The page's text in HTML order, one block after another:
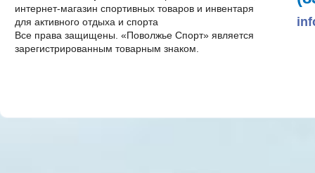
интернет-магазин спортивных товаров и инвентаря
для активного отдыха и спорта
Все права защищены. «Поволжье Спорт» является
зарегистрированным товарным знаком.